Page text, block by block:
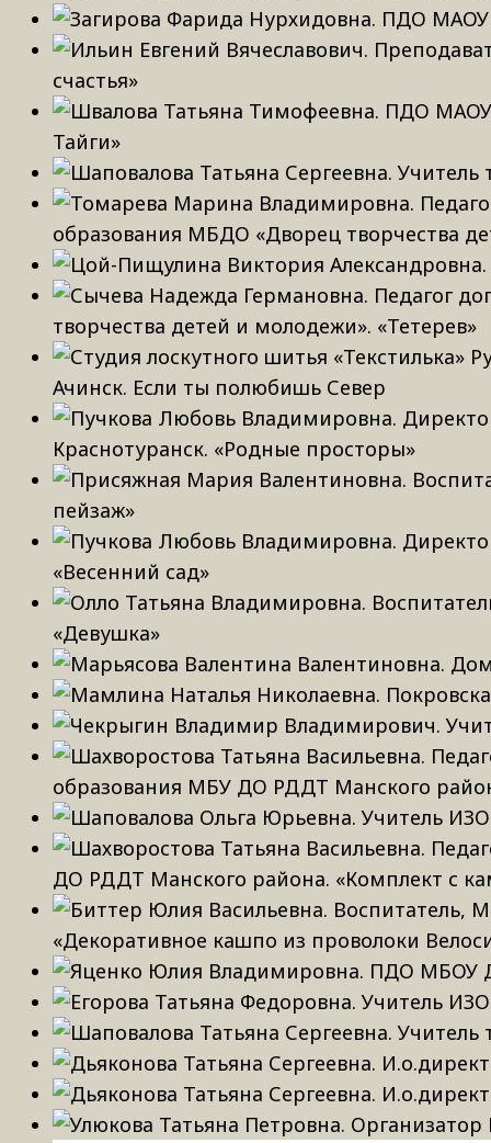
счастья»
Тайги»
образования МБДО «Дворец творчества
творчества детей и молодежи». «Тетерев»
Ачинск. Если ты полюбишь Север
Краснотуранск. «Родные просторы»
пейзаж»
«Весенний сад»
«Девушка»
образования МБУ ДО РДДТ Манского
ДО РДДТ Манского района. «Комплект с
«Декоративное кашпо из проволоки